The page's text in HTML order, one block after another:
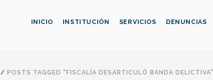
INICIO INSTITUCIÓN SERVICIOS DENUNCIAS
/ POSTS TAGGED "FISCALÍA DESARTICULÓ BANDA DELICTIVA"